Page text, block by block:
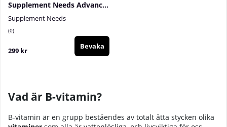
Supplement Needs Advanced Vitamin B Complex, 120 tabs
Supplement Needs
0
299 kr Bevaka
Vad är B-vitamin?
B-vitamin är en grupp beståendes av totalt åtta stycken olika